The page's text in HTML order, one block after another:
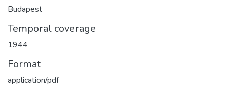
Budapest
Temporal coverage
1944
Format
application/pdf